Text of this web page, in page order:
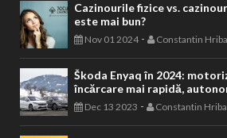
Cazinourile fizice vs.
este mai bun?
Nov 01 2024- Constantin
Škoda Enyaq în 2024:
încărcare mai rapidă,
Dec 13 2023 - Constantin